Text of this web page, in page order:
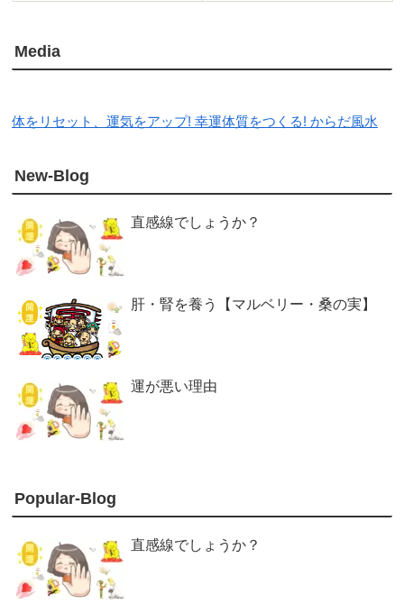
Media
体をリセット、運気をアップ! 幸運体質をつくる! からだ風水
New-Blog
直感線でしょうか？
肝・腎を養う【マルベリー・桑の実】
運が悪い理由
Popular-Blog
直感線でしょうか？